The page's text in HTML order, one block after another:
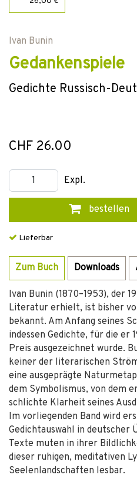
Ivan Bunin
Gedankenspiele
Gedichte Russisch-
CHF 26.00
Expl.
bestellen
Lieferbar
Zum Buch Downloads
Ivan Bunin (1870–1953), der
Literatur erhielt, ist bisher
bekannt. Am Anfang seines
indessen Gedichte, für die er
Preis ausgezeichnet wurde.
keiner der literarischen
eine ausgeprägte
dem Symbolismus, von dem
schlichte Klarheit seines
Im vorliegenden Band wird
Gedichtauswahl in deutscher
Texte muten in ihrer
dieser ruhigen, meditativen
Seelenlandschaften lesbar.